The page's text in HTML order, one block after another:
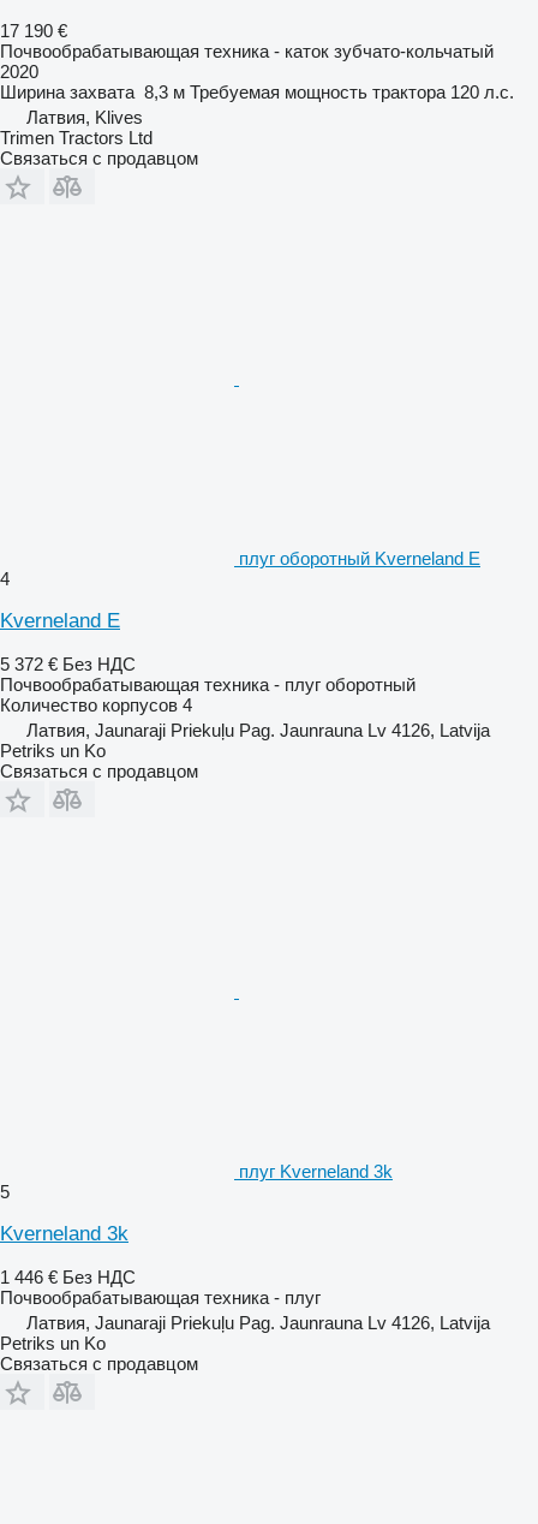
17 190 €
Почвообрабатывающая техника - каток зубчато-кольчатый
2020
Ширина захвата 8,3 м Требуемая мощность трактора 120 л.с.
Латвия, Klives
Trimen Tractors Ltd
Связаться с продавцом
плуг оборотный Kverneland E
4
Kverneland E
5 372 € Без НДС
Почвообрабатывающая техника - плуг оборотный
Количество корпусов 4
Латвия, Jaunaraji Priekuļu Pag. Jaunrauna Lv 4126, Latvija
Petriks un Ko
Связаться с продавцом
плуг Kverneland 3k
5
Kverneland 3k
1 446 € Без НДС
Почвообрабатывающая техника - плуг
Латвия, Jaunaraji Priekuļu Pag. Jaunrauna Lv 4126, Latvija
Petriks un Ko
Связаться с продавцом